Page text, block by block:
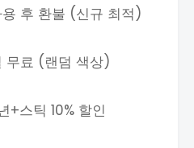
후 환불 (신규 최적)
무료 (랜덤 색상)
+스틱 10% 할인